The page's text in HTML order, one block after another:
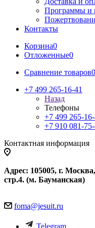
Программы и
Контакты
Корзина0
Отложенные0
Сравнение товаров0
+7 499 265-16-41
Назад
Телефоны
+7 499 265-16-
+7 910 081-
Контактная информация
Адрес: 105005, г.
стр.4. (м. Бауманская)
foma@jesuit.ru
Telegram